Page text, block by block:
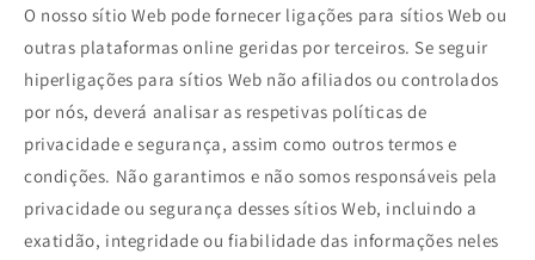
O nosso sítio Web pode fornecer ligações para sítios Web ou
outras plataformas online geridas por terceiros. Se seguir
hiperligações para sítios Web não afiliados ou controlados
por nós, deverá analisar as respetivas políticas de
privacidade e segurança, assim como outros termos e
condições. Não garantimos e não somos responsáveis pela
privacidade ou segurança desses sítios Web, incluindo a
exatidão, integridade ou fiabilidade das informações neles